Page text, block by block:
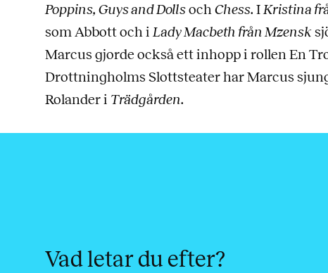
Poppins, Guys and Dollsoch Chess. I Kristina
som Abbott och i Lady Macbeth från Mzensk
Marcus gjorde också ett inhopp i rollen En
Drottningholms Slottsteater har Marcus
Rolander i Trädgården.
Vad letar du efter?